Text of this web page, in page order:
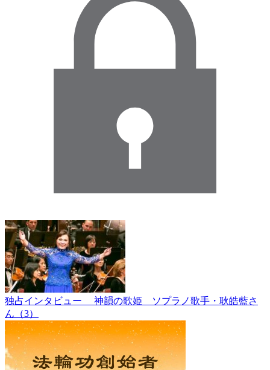
独占インタビュー 神韻の歌姫 ソプラノ歌手・耿皓藍さ
ん（3）